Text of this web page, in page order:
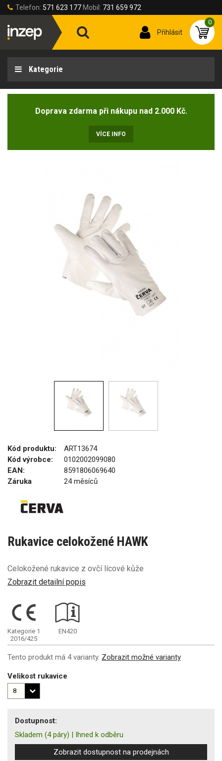
Telefon: 571 623 177 Mobil: 731 659 972
Přihlásit
0
Kategorie
Doprava zdarma při nákupu nad 2.000 Kč.
VÍCE INFO
Kód produktu:
ART13674
Kód výrobce:
0102002099080
EAN:
8591806069640
Záruka
24 měsíců
Rukavice celokožené HAWK
Celokožené rukavice z ovčí lícové kůže
Zobrazit detailní popis
Kategorie 1
2016/425
EN420
Tento produkt má 4 varianty. Zobrazit možné varianty
Velikost rukavice
Dostupnost:
Skladem (4 páry) | Ihned k odběru
Zobrazit dostupnost na prodejnách